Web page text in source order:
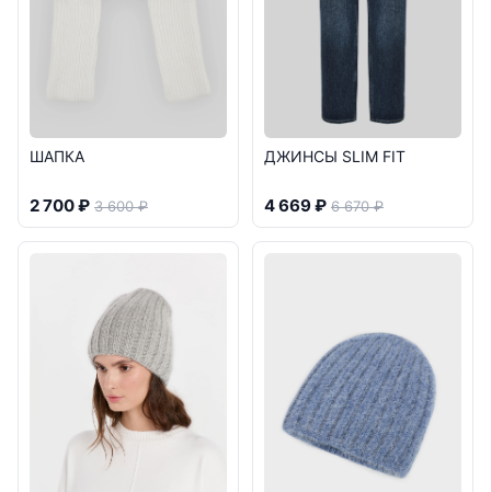
ШАПКА
2 700 ₽ 3 600 ₽
ДЖИНСЫ SLIM FIT
4 669 ₽ 6 670 ₽